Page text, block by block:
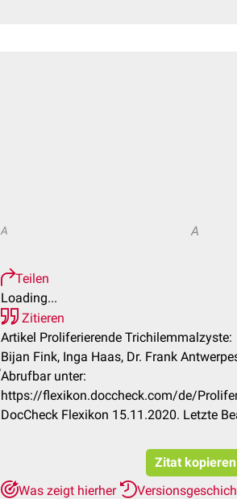
A A
Teilen
Loading...
Zitieren
Artikel Proliferierende Trichilemmalzyste:
Bijan Fink, Inga Haas, Dr. Frank
Abrufbar unter:
https://flexikon.doccheck.com/de/
DocCheck Flexikon 15.11.2020. Letzte
Zitat kopieren
Was zeigt hierher